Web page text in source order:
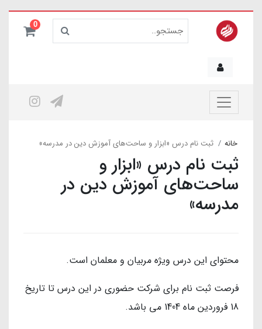
0
خانه ثبت نام درس «ابزار و ساحت‌های آموزش دین در مدرسه»
ثبت نام درس «ابزار و
ساحت‌های آموزش دین در
مدرسه»
محتوای این درس ویژه مربیان و معلمان است.
فرصت ثبت نام برای شرکت حضوری در این درس تا تاریخ
18 فروردین ماه 1404 می باشد.